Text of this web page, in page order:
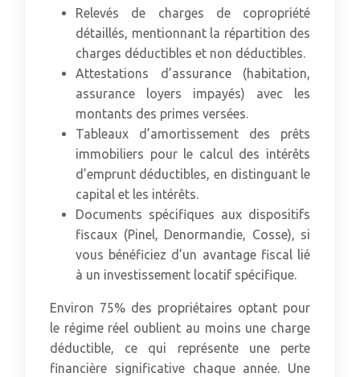
Relevés de charges de copropriété
détaillés, mentionnant la répartition des
charges déductibles et non déductibles.
Attestations d’assurance (habitation,
assurance loyers impayés) avec les
montants des primes versées.
Tableaux d’amortissement des prêts
immobiliers pour le calcul des intérêts
d’emprunt déductibles, en distinguant le
capital et les intérêts.
Documents spécifiques aux dispositifs
fiscaux (Pinel, Denormandie, Cosse), si
vous bénéficiez d’un avantage fiscal lié
à un investissement locatif spécifique.
Environ 75% des propriétaires optant pour
le régime réel oublient au moins une charge
déductible, ce qui représente une perte
financière significative chaque année. Une